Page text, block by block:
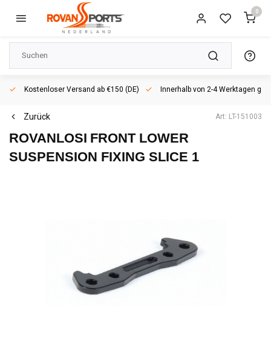
0
Kostenloser Versand ab €150 (DE) Innerhalb von 2-4 Werktagen
Zurück Art: LT-151003
ROVANLOSI FRONT LOWER
SUSPENSION FIXING SLICE 1